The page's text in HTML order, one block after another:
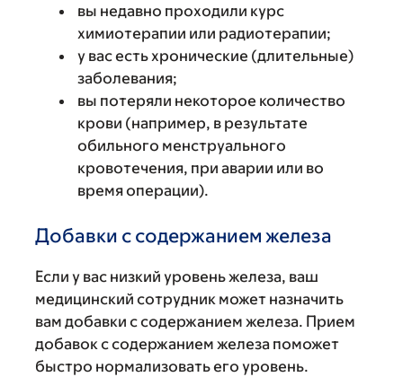
вы недавно проходили курс
химиотерапии или радиотерапии;
у вас есть хронические (длительные)
заболевания;
вы потеряли некоторое количество
крови (например, в результате
обильного менструального
кровотечения, при аварии или во
время операции).
Добавки с содержанием железа
Если у вас низкий уровень железа, ваш
медицинский сотрудник может назначить
вам добавки с содержанием железа. Прием
добавок с содержанием железа поможет
быстро нормализовать его уровень.